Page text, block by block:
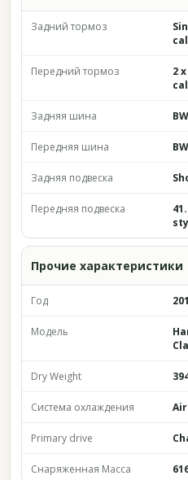
Задний тормоз
Передний тормоз
2
Задняя шина
Передняя шина
Задняя подвеска
Передняя подвеска
Прочие характеристики
Год
Модель
Dry Weight
Система охлаждения
Primary drive
Снаряженная Масса